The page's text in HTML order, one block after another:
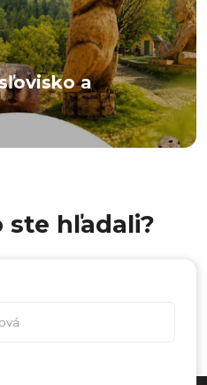
a
ste hľadali?